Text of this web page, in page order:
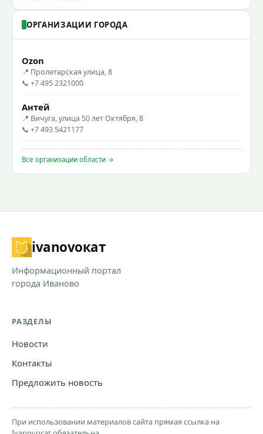
ОРГАНИЗАЦИИ ГОРОДА
Ozon
📍 Пролетарская улица, 8
📞 +7 495 2321000
Антей
📍 Вичуга, улица 50 лет Октября, 8
📞 +7 493 5421177
Все организации области →
ivanovoкат
Информационный портал
города Иваново
РАЗДЕЛЫ
Новости
Контакты
Предложить новость
При использовании материалов сайта прямая ссылка на